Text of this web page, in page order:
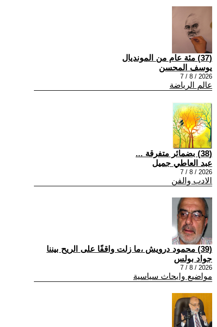
(37) مئة عام من المونديال
يوسف المحسن
2026 / 8 / 7
عالم الرياضة
(38) بضمائر متفرقة ...
عبد العاطي جميل
2026 / 8 / 7
الادب والفن
(39) محمود درويش ،ما زلت واقفًا على الريح بيننا
جواد بولس
2026 / 8 / 7
مواضيع وابحاث سياسية